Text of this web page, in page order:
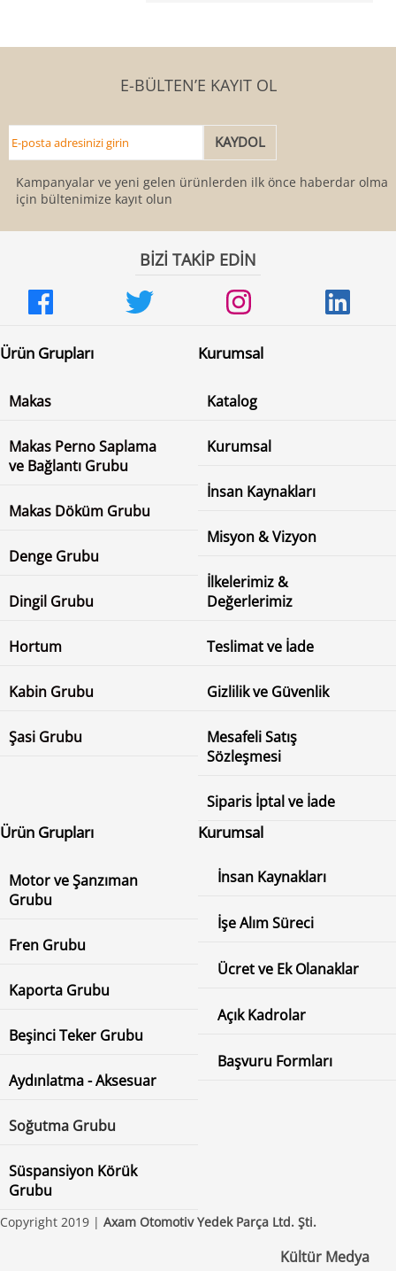
E-BÜLTEN’E KAYIT OL
Kampanyalar ve yeni gelen ürünlerden ilk önce haberdar olmak
için bültenimize kayıt olun
BİZİ TAKİP EDİN
Ürün Grupları
Makas
Makas Perno Saplama
ve Bağlantı Grubu
Makas Döküm Grubu
Denge Grubu
Dingil Grubu
Hortum
Kabin Grubu
Şasi Grubu
Kurumsal
Katalog
Kurumsal
İnsan Kaynakları
Misyon & Vizyon
İlkelerimiz &
Değerlerimiz
Teslimat ve İade
Gizlilik ve Güvenlik
Mesafeli Satış
Sözleşmesi
Siparis İptal ve İade
Ürün Grupları
Motor ve Şanzıman
Grubu
Fren Grubu
Kaporta Grubu
Beşinci Teker Grubu
Aydınlatma - Aksesuar
Soğutma Grubu
Süspansiyon Körük
Grubu
Kurumsal
İnsan Kaynakları
İşe Alım Süreci
Ücret ve Ek Olanaklar
Açık Kadrolar
Başvuru Formları
Copyright 2019 | Axam Otomotiv Yedek Parça Ltd. Şti.
Kültür Medya